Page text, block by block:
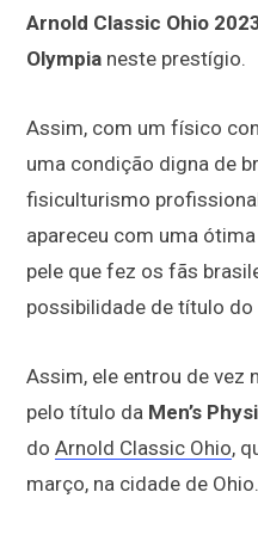
Arnold Classic Ohio
Olympia neste prestígio.
Assim, com um físico
uma condição digna de
fisiculturismo
apareceu com uma
pele que fez os fãs
possibilidade de título do
Assim, ele entrou de vez
pelo título da Men’s
do Arnold Classic Ohio,
março, na cidade de Ohio.